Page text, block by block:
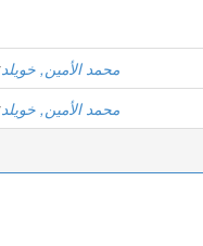
محمد الأمين, خويلد
محمد الأمين, خويلد